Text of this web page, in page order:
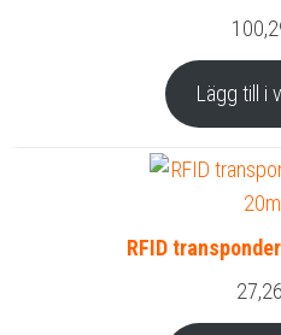
Lägg till i
RFID
27,26